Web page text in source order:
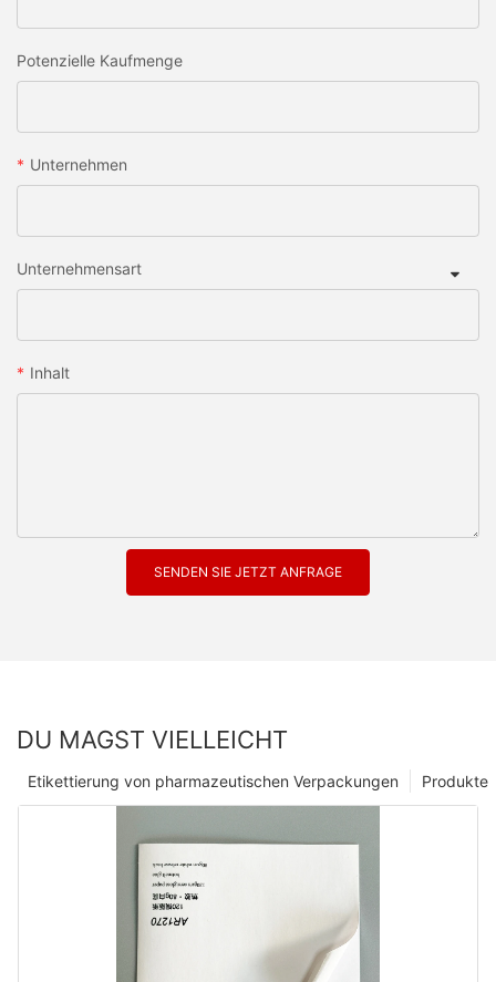
Potenzielle Kaufmenge
Unternehmen
Unternehmensart
Inhalt
SENDEN SIE JETZT ANFRAGE
DU MAGST VIELLEICHT
Produkte
Etikettierung von pharmazeutischen Verpackungen